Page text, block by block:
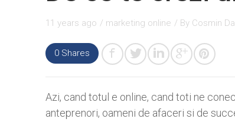
11 years ago / marketing online / By Cosmin
0 Shares
Azi, cand totul e online, cand toti ne
anteprenori, oameni de afaceri si de